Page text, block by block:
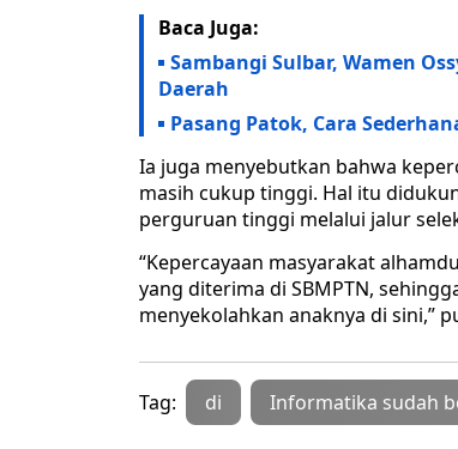
Baca Juga:
Sambangi Sulbar, Wamen
Daerah
Pasang Patok, Cara
Ia juga menyebutkan bahwa
masih cukup tinggi. Hal itu
perguruan tinggi melalui jalur
“Kepercayaan masyarakat
yang diterima di SBMPTN,
menyekolahkan anaknya di sini,”
Tag: di Informatika sudah